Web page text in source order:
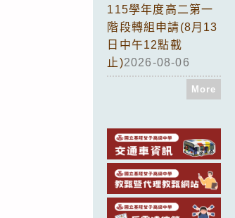
115學年度高二第一
階段轉組申請(8月13
日中午12點截
止)2026-08-06
More